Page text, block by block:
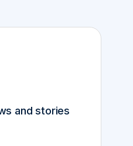
and stories